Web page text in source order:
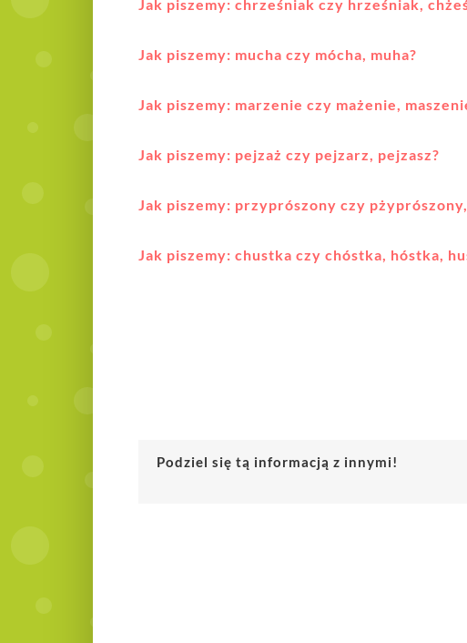
Jak piszemy: chrześniak czy hrześniak,
Jak piszemy: mucha czy mócha, muha?
Jak piszemy: marzenie czy mażenie,
Jak piszemy: pejzaż czy pejzarz, pejzasz?
Jak piszemy: przyprószony czy
Jak piszemy: chustka czy chóstka, hóstka,
Podziel się tą informacją z innymi!